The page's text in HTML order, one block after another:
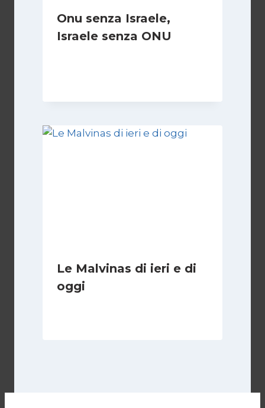
Onu senza Israele,
Israele senza ONU
Le Malvinas di ieri e di
oggi